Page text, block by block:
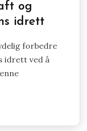
og
idrett
forbedre
idrett ved å